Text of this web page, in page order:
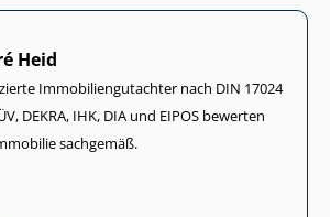
Heid
Im­mo­bi­li­en­gut­ach­ter nach DIN 17024
DEKRA, IHK, DIA und EIPOS bewerten
sachgemäß.